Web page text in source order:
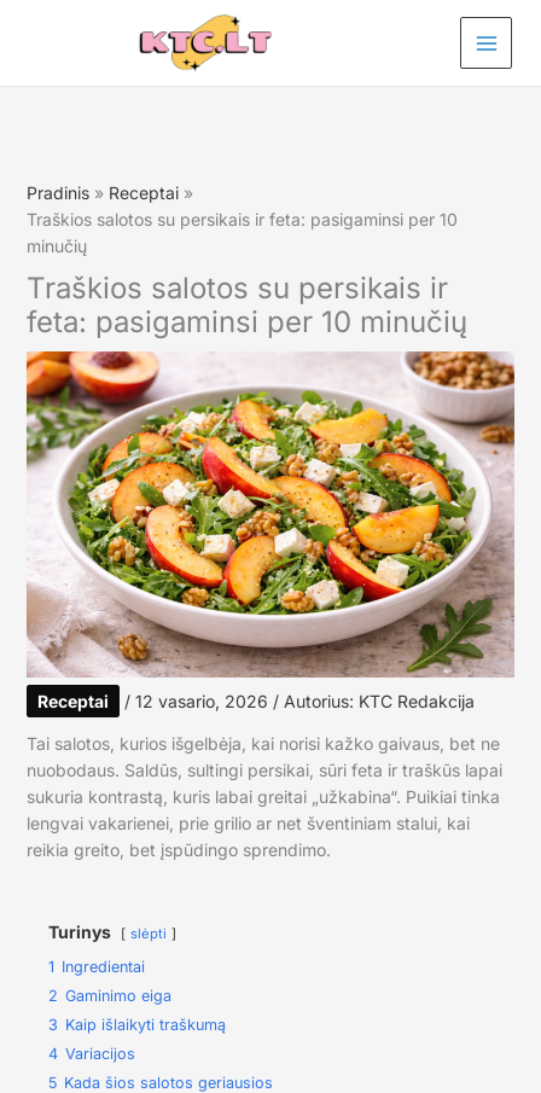
Pradinis
Receptai
Traškios salotos su persikais ir feta: pasigaminsi per 10
minučių
Traškios salotos su persikais ir
feta: pasigaminsi per 10 minučių
Receptai / 12 vasario, 2026 / Autorius: KTC Redakcija
Tai salotos, kurios išgelbėja, kai norisi kažko gaivaus, bet ne
nuobodaus. Saldūs, sultingi persikai, sūri feta ir traškūs lapai
sukuria kontrastą, kuris labai greitai „užkabina“. Puikiai tinka
lengvai vakarienei, prie grilio ar net šventiniam stalui, kai
reikia greito, bet įspūdingo sprendimo.
Turinys slėpti
1 Ingredientai
2 Gaminimo eiga
3 Kaip išlaikyti traškumą
4 Variacijos
5 Kada šios salotos geriausios